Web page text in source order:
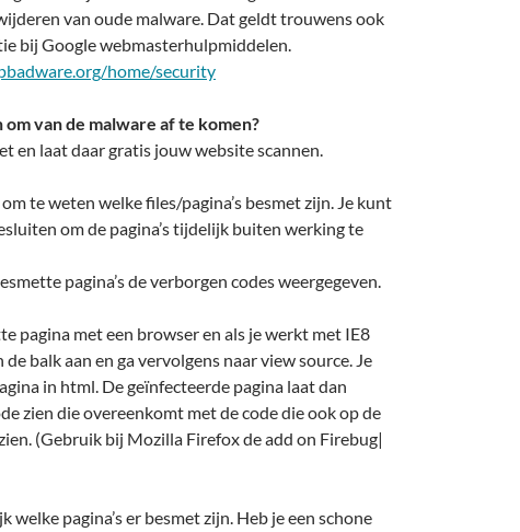
van oude malware. Dat geldt trouwens ook
bij Google webmasterhulpmiddelen.
home/security
van de malware af te komen?
en laat daar gratis jouw website scannen.
te weten welke files/pagina’s besmet zijn. Je kunt
om de pagina’s tijdelijk buiten werking te
pagina’s de verborgen codes weergegeven.
pagina met een browser en als je werkt met IE8
de balk aan en ga vervolgens naar view source. Je
in html. De geïnfecteerde pagina laat dan
zien die overeenkomt met de code die ook op de
(Gebruik bij Mozilla Firefox de add on Firebug|
welke pagina’s er besmet zijn. Heb je een schone